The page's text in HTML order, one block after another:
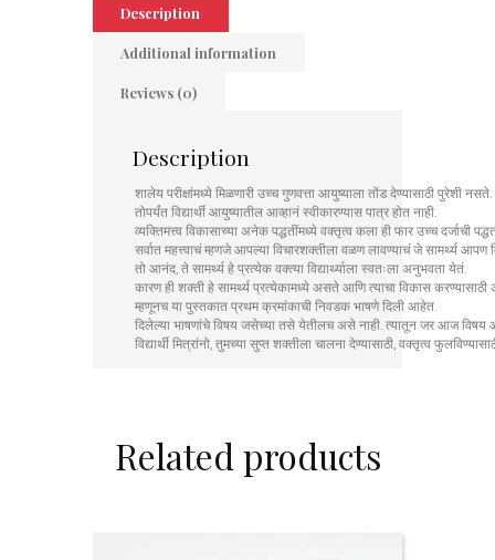
Description
Additional information
Reviews (0)
Description
शालेय परीक्षांमध्ये मिळणारी उच्च गुणवत्ता आयुष्याला तोंड देण्यासाठी पुरेशी नसते.
तोपर्यंत विद्यार्थी आयुष्यातील आव्हानं स्वीकारण्यास पात्र होत नाही.
व्यक्तिमत्त्व विकासाच्या अनेक पद्धतींमध्ये वक्तृत्व कला ही फार उच्च दर्जाची
सर्वात महत्त्वाचं म्हणजे आपल्या विचारशक्तीला वळण लावण्याचं जे सामर्थ्य
तो आनंद, ते सामर्थ्य हे प्रत्येक वक्त्या विद्यार्थ्याला स्वतःला अनुभवता येतं.
कारण ही शक्ती हे सामर्थ्य प्रत्येकामध्ये असते आणि त्याचा विकास
म्हणूनच या पुस्तकात प्रथम क्रमांकाची निवडक भाषणे दिली आहेत.
दिलेल्या भाषणांचे विषय जसेच्या तसे येतीलच असे नाही. त्यातून जर आज
विद्यार्थी मित्रांनो, तुमच्या सुप्त शक्तीला चालना देण्यासाठी, वक्तृत्व
Related products